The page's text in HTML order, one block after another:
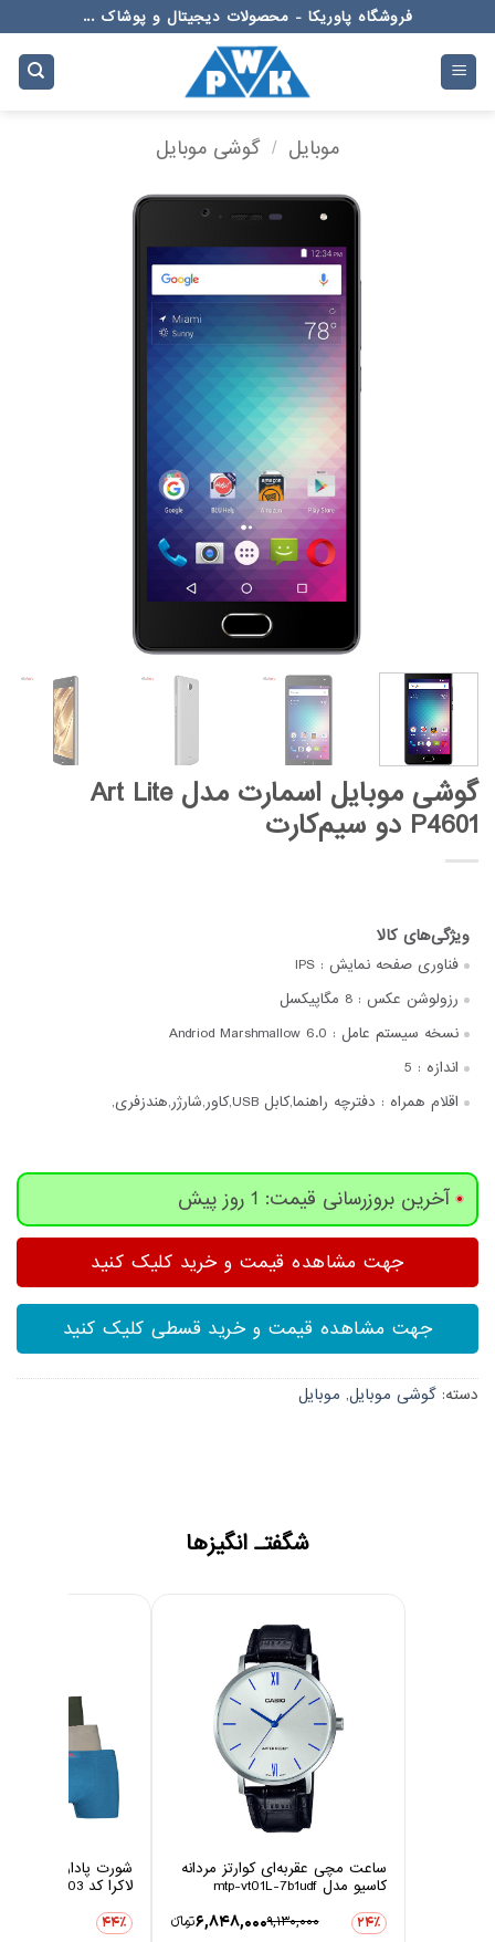
to
content
فروشگاه پاوریکا - محصولات دیجیتال و پوشاک ...
موبایل / گوشی موبایل
گوشی موبایل اسمارت مدل Art Lite
P4601 دو سیم‌کارت
فناوری صفحه‌ نمایش : IPS
رزولوشن عکس : 8 مگاپیکسل
نسخه سیستم عامل : Andriod Marshmallow 6.0
اندازه : 5
اقلام همراه : دفترچه‌ راهنما,کابل USB,کاور,شارژر,هندزفری,
آخرین بروزرسانی قیمت: 1 روز پیش
جهت مشاهده قیمت و خرید کلیک کنید
جهت مشاهده قیمت و خرید قسطی کلیک کنید
دسته: گوشی موبایل, موبایل
شگفتـ انگیزها
ساعت مچی عقربه‌ای کوارتز مردانه
کاسیو مدل mtp-vt01L-7b1udf
24٪ 9,130,000
6,848,000تومانءء
شورت پادار مردانه
لاکرا کد 1003 مجموعه 6 عددی
44٪